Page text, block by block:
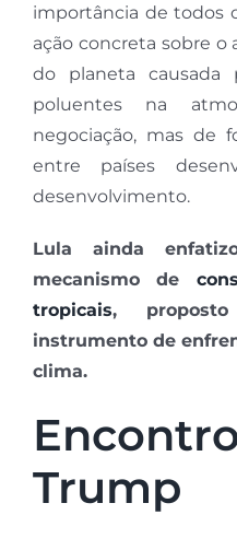
importância de todos
ação concreta sobre
do planeta causada
poluentes na
negociação, mas de
entre países
desenvolvimento.
Lula ainda
mecanismo de
tropicais,
instrumento de
clima.
Trump